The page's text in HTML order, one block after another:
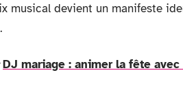
musical devient un manifeste
DJ mariage : animer la fête